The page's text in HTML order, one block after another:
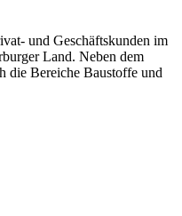
und Geschäftskunden im
Land. Neben dem
die Bereiche Baustoffe und